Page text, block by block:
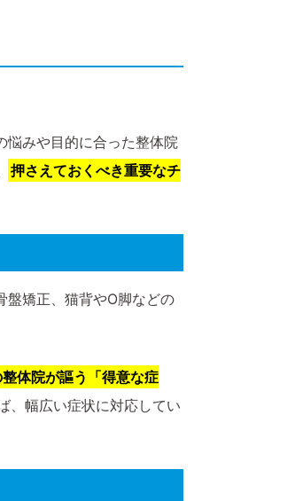
悩みや目的に合った整体院
押さえておくべき重要なチ
盤矯正、猫背やO脚などの
体院が謳う「得意な症
、幅広い症状に対応してい